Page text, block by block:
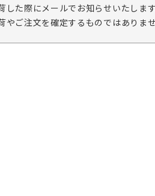
した際にメールでお知らせいたします
やご注文を確定するものではありませ